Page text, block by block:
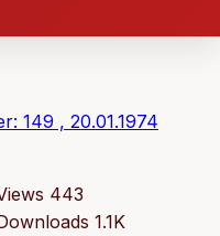
149 , 20.01.1974
443
1.1K